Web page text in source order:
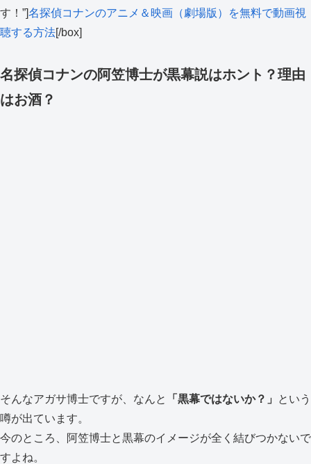
す！”]名探偵コナンのアニメ＆映画（劇場版）を無料で動画視
聴する方法[/box]
名探偵コナンの阿笠博士が黒幕説はホント？理由
はお酒？
そんなアガサ博士ですが、なんと 「黒幕ではないか？」
という
噂が出ています。
今のところ、阿笠博士と黒幕のイメージが全く結びつかないで
すよね。